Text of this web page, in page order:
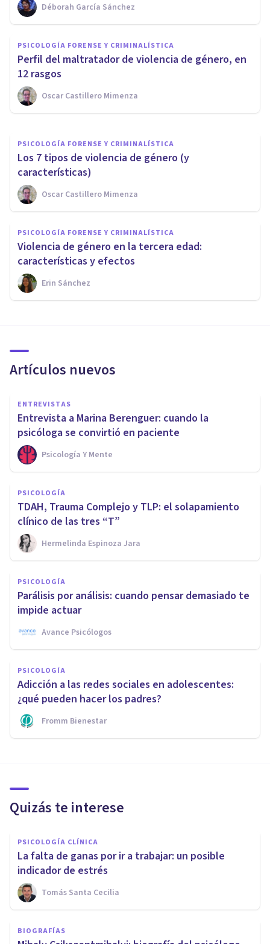
Déborah García Sánchez
PSICOLOGÍA FORENSE Y CRIMINALÍSTICA
​Perfil del maltratador de violencia de género, en
12 rasgos
Oscar Castillero Mimenza
PSICOLOGÍA FORENSE Y CRIMINALÍSTICA
Cuando la violencia de género
se vuelve sutil: mucho más
que un golpe
Melina N. Gancedo
PSICOLOGÍA FORENSE Y CRIMINALÍSTICA
​Los 7 tipos de violencia de género (y
características)
Oscar Castillero Mimenza
PSICOLOGÍA FORENSE Y CRIMINALÍSTICA
Violencia de género en la tercera edad:
características y efectos
Erin Sánchez
Artículos nuevos
ENTREVISTAS
Entrevista a Marina Berenguer: cuando la
psicóloga se convirtió en paciente
Psicología Y Mente
PSICOLOGÍA
TDAH, Trauma Complejo y TLP: el solapamiento
clínico de las tres “T”
Hermelinda Espinoza Jara
PSICOLOGÍA
Parálisis por análisis: cuando pensar demasiado te
impide actuar
Avance Psicólogos
PSICOLOGÍA
Adicción a las redes sociales en adolescentes:
¿qué pueden hacer los padres?
Fromm Bienestar
Quizás te interese
PSICOLOGÍA CLÍNICA
La falta de ganas por ir a trabajar: un posible
indicador de estrés
Tomás Santa Cecilia
BIOGRAFÍAS